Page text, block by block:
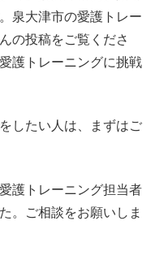
泉大津市の愛護トレー
の投稿をご覧くださ
護トレーニングに挑戦
したい人は、まずはご
護トレーニング担当者
。ご相談をお願いしま